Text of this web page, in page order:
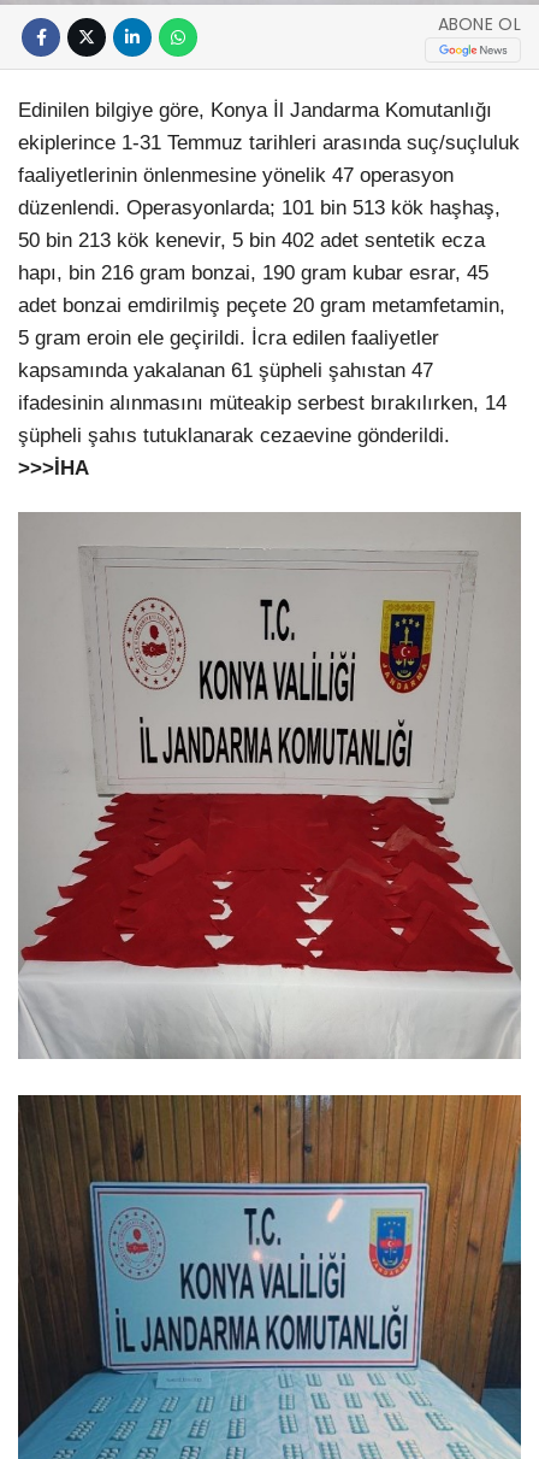
ABONE OL
Edinilen bilgiye göre, Konya İl Jandarma Komutanlığı
ekiplerince 1-31 Temmuz tarihleri arasında suç/suçluluk
faaliyetlerinin önlenmesine yönelik 47 operasyon
düzenlendi. Operasyonlarda; 101 bin 513 kök haşhaş,
50 bin 213 kök kenevir, 5 bin 402 adet sentetik ecza
hapı, bin 216 gram bonzai, 190 gram kubar esrar, 45
adet bonzai emdirilmiş peçete 20 gram metamfetamin,
5 gram eroin ele geçirildi. İcra edilen faaliyetler
kapsamında yakalanan 61 şüpheli şahıstan 47
ifadesinin alınmasını müteakip serbest bırakılırken, 14
şüpheli şahıs tutuklanarak cezaevine gönderildi.
>>>İHA